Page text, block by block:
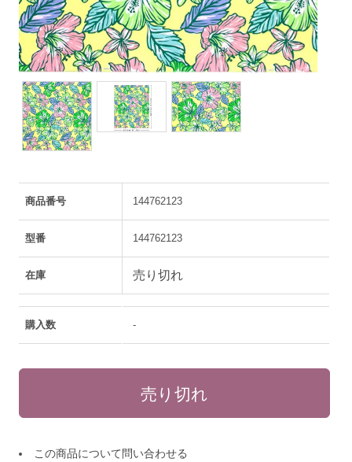
商品番号 144762123
型番 144762123
在庫 売り切れ
購入数 -
この商品について問い合わせる